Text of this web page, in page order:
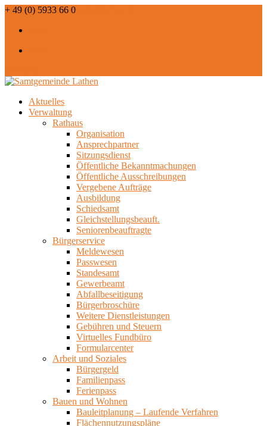
+ 49 (0) 5933 66 0
Aktuelles
Verwaltung
Rathaus
Organisation
Ansprechpartner
Sitzungsdienst
Öffentliche Bekanntmachungen
Öffentliche Ausschreibungen
Vergebene Aufträge
Ausbildung
Schiedsamt
Gleichstellungsbeauft.
Seniorenbeauftragte
Bürgerservice
Meldewesen
Passwesen
Standesamt
Gewerbeamt
Abfallbeseitigung
Bürgerbroschüre
Weitere Dienstleistungen
Gebühren und Steuern
Virtuelles Fundbüro
Formularcenter
Arbeit und Soziales
Bürgergeld
Familienpass
Ferienpass
Bauen und Wohnen
Bauleitplanung – Laufende Verfahren
Flächennutzungspläne